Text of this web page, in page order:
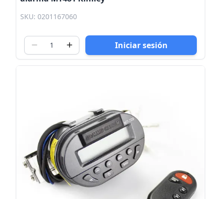
SKU: 0201167060
Iniciar sesión